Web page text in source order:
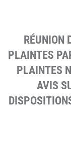
RÉUNION
PLAINTES
PLAINTES
AVIS